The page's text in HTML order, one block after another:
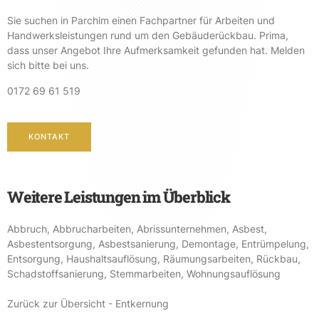
Sie suchen in Parchim einen Fachpartner für Arbeiten und
Handwerksleistungen rund um den Gebäuderückbau. Prima,
dass unser Angebot Ihre Aufmerksamkeit gefunden hat. Melden
sich bitte bei uns.
0172 69 61 519
KONTAKT
Weitere Leistungen im Überblick
Abbruch, Abbrucharbeiten, Abrissunternehmen, Asbest,
Asbestentsorgung, Asbestsanierung, Demontage, Entrümpelung,
Entsorgung, Haushaltsauflösung, Räumungsarbeiten, Rückbau,
Schadstoffsanierung, Stemmarbeiten, Wohnungsauflösung
Zurück zur Übersicht - Entkernung